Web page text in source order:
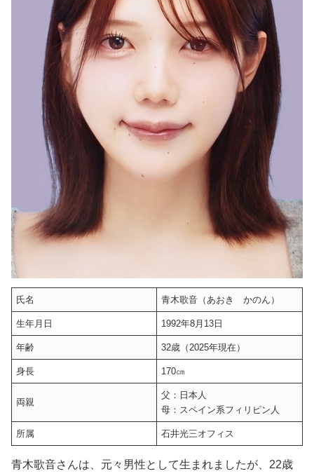
氏名 青木歌音（あおき かのん）
生年月日 1992年8月13日
年齢 32歳（2025年現在）
身長 170㎝
両親
父：日本人
母：スペイン系フィリピン人
所属 石井光三オフィス
青木歌音さんは、元々男性として生まれましたが、22歳